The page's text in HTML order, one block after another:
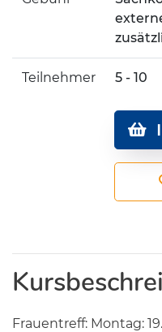
Teilnehmer 5 - 10
Frauentreff: Montag: